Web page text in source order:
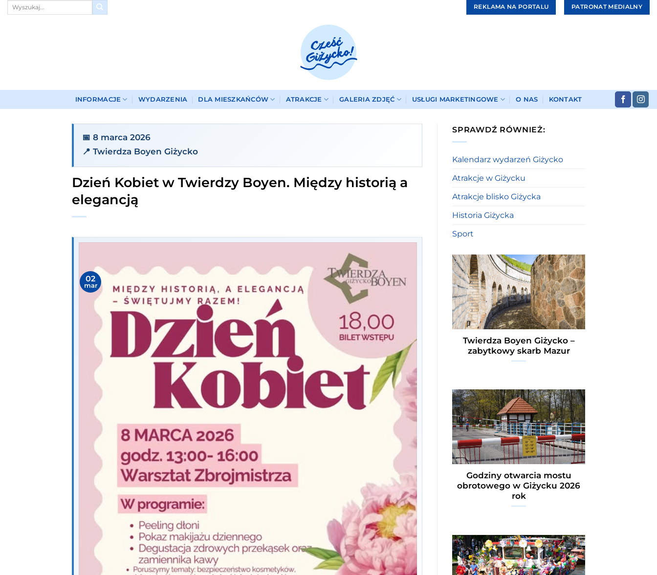
Przewiń
REKLAMA NA PORTALU PATRONAT MEDIALNY
INFORMACJE WYDARZENIA DLA MIESZKAŃCÓW ATRAKCJE GALERIA ZDJĘĆ USŁUGI MARKETINGOWE O NAS KONTAKT
📅 8 marca 2026
📍 Twierdza Boyen Giżycko
Dzień Kobiet w Twierdzy Boyen. Między historią a
elegancją
02
mar
SPRAWDŹ RÓWNIEŻ:
Kalendarz wydarzeń Giżycko
Atrakcje w Giżycku
Atrakcje blisko Giżycka
Historia Giżycka
Sport
Twierdza Boyen Giżycko –
zabytkowy skarb Mazur
Godziny otwarcia mostu
obrotowego w Giżycku 2026
rok